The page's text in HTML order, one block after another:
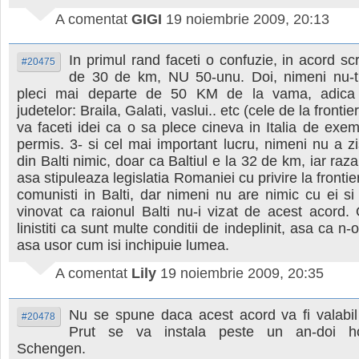
A comentat GIGI 19 noiembrie 2009, 20:13
#20475
In primul rand faceti o confuzie, in acord
de 30 de km, NU 50-unu. Doi, nimeni
pleci mai departe de 50 KM de la vama, adica
judetelor: Braila, Galati, vaslui.. etc (cele de la
va faceti idei ca o sa plece cineva in Italia de
permis. 3- si cel mai important lucru, nimeni nu a
din Balti nimic, doar ca Baltiul e la 32 de km, iar
asa stipuleaza legislatia Romaniei cu privire la
comunisti in Balti, dar nimeni nu are nimic cu ei
vinovat ca raionul Balti nu-i vizat de acest acord.
linistiti ca sunt multe conditii de indeplinit, asa ca n-
asa usor cum isi inchipuie lumea.
A comentat Lily 19 noiembrie 2009, 20:35
#20478
Nu se spune daca acest acord va fi
Prut se va instala peste un an-doi
Schengen.